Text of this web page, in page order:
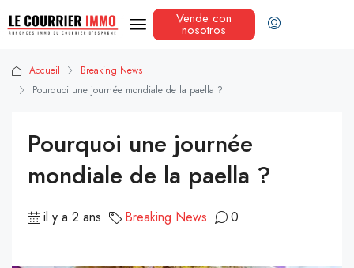
Vende con
nosotros
Accueil
Breaking News
Pourquoi une journée mondiale de la paella ?
Pourquoi une journée
mondiale de la paella ?
il y a 2 ans Breaking News 0